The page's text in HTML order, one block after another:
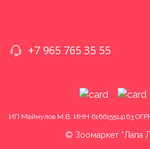
+7 965 765 35 55
ИП Майнулов М.В. ИНН 616615514163
© Зоомаркет “Лапа